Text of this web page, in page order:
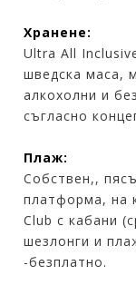
Хранене:
Ultra All
шведска маса,
алкохолни и
съгласно
Плаж:
Собствен,,
платформа, на
Club с кабани
шезлонги и
-безплатно.